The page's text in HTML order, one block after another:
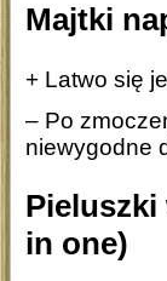
Majtki
+ Latwo się
– Po
niewygodne
Pieluszki
in one)